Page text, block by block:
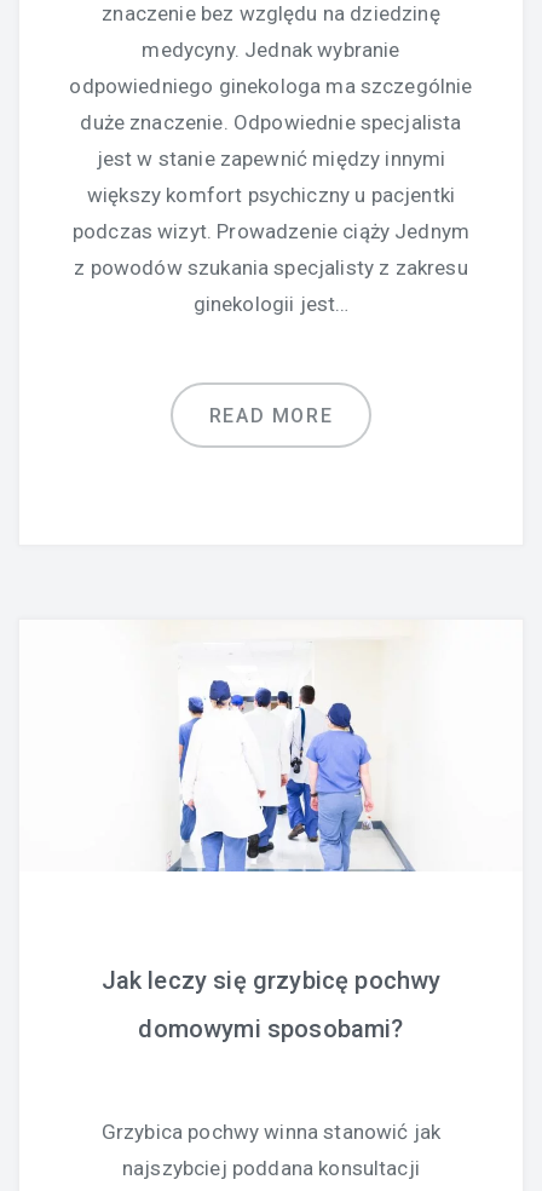
znaczenie bez względu na dziedzinę
medycyny. Jednak wybranie
odpowiedniego ginekologa ma szczególnie
duże znaczenie. Odpowiednie specjalista
jest w stanie zapewnić między innymi
większy komfort psychiczny u pacjentki
podczas wizyt. Prowadzenie ciąży Jednym
z powodów szukania specjalisty z zakresu
ginekologii jest…
READ MORE
Jak leczy się grzybicę pochwy
domowymi sposobami?
Grzybica pochwy winna stanowić jak
najszybciej poddana konsultacji